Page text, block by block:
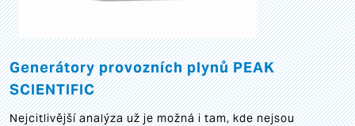
Generátory provozních plynů PEAK
SCIENTIFIC
Nejcitlivější analýza už je možná i tam, kde nejsou